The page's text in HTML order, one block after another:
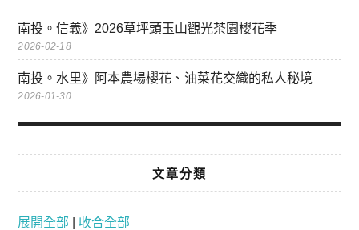
南投。信義》2026草坪頭玉山觀光茶園櫻花季
2026-02-18
南投。水里》阿本農場櫻花、油菜花交織的私人秘境
2026-01-30
文章分類
展開全部
收合全部